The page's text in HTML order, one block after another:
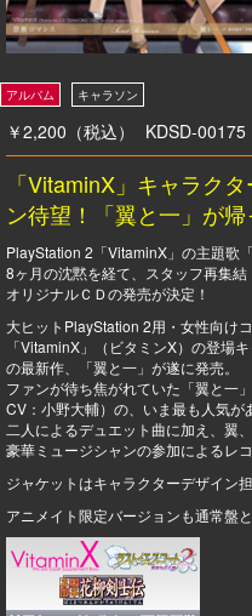
￥2,200（税込） KDSD-00175
「VitaminX」キャラク
ン待望！「翼と一」が帰
PlayStation 2「VitaminX」の主題歌
8ヶ月の沈黙を経て、スタッフ再集結
オリジナルＣＤの発売が決定！
大ヒットPlayStation 2用・女性向け
「VitaminX」（ビタミンX）の登場
の最新作、「翼と一」が遂に発売。
ファンが待ち焦がれていた「翼と一
CV：小野大輔）の、いま最も人気
二人によるデュエット曲に加え、翼
豪華ミュージシャンの参加によるレ
ジャケットはキャラクターデザイン
アニメイト限定バージョンも通常盤